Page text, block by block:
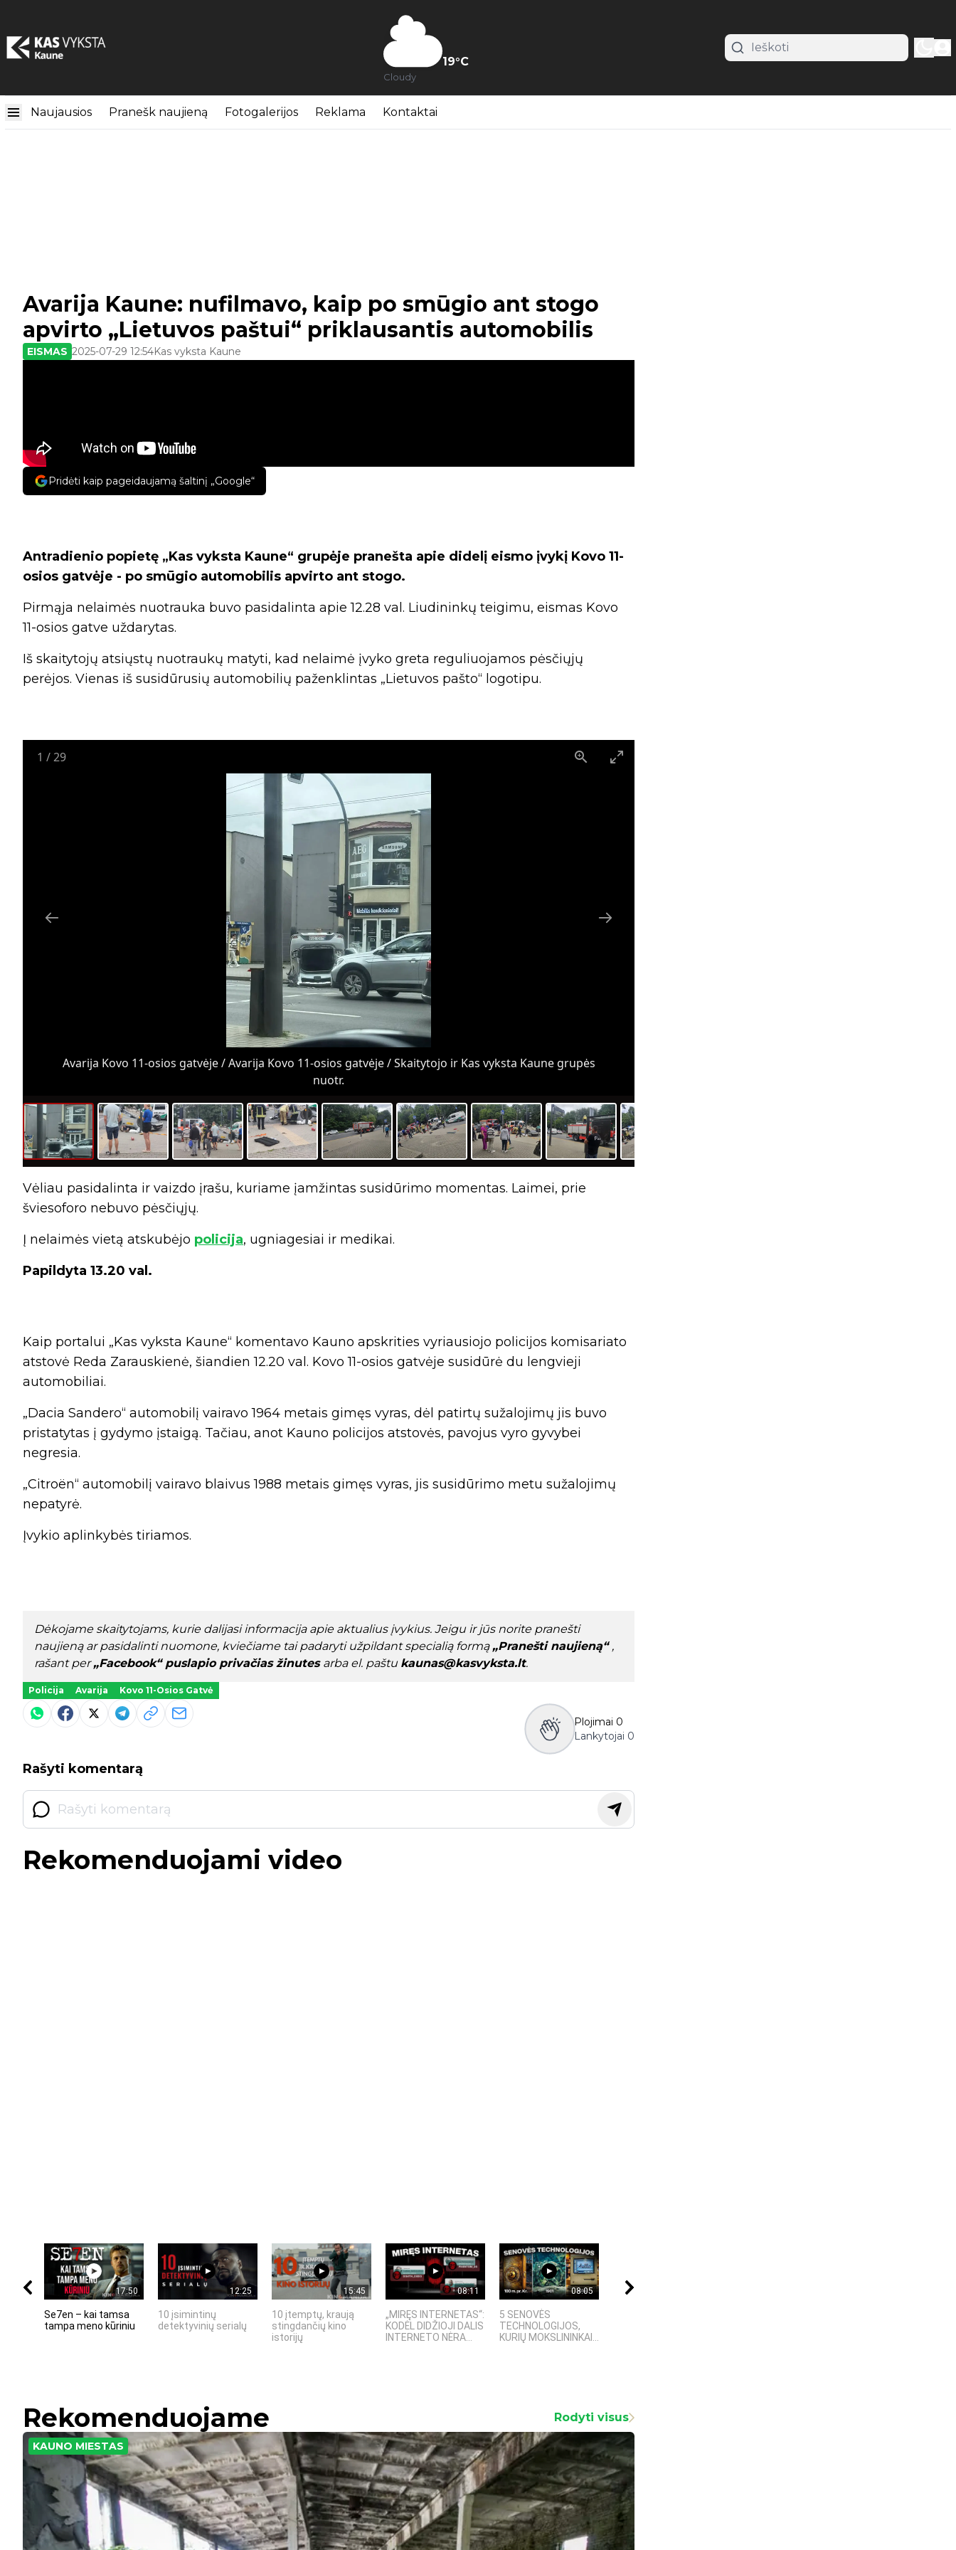
19°C
Cloudy
Naujausios Pranešk naujieną Fotogalerijos Reklama Kontaktai
Avarija Kaune: nufilmavo, kaip po smūgio ant stogo
apvirto „Lietuvos paštui“ priklausantis automobilis
EISMAS 2025-07-29 12:54Kas vyksta Kaune
Pridėti kaip pageidaujamą šaltinį „Google“
Antradienio popietę „Kas vyksta Kaune“ grupėje pranešta apie didelį eismo įvykį Kovo 11-
osios gatvėje - po smūgio automobilis apvirto ant stogo.
Pirmąja nelaimės nuotrauka buvo pasidalinta apie 12.28 val. Liudininkų teigimu, eismas Kovo
11-osios gatve uždarytas.
Iš skaitytojų atsiųstų nuotraukų matyti, kad nelaimė įvyko greta reguliuojamos pėsčiųjų
perėjos. Vienas iš susidūrusių automobilių paženklintas „Lietuvos pašto“ logotipu.
1 /29
Avarija Kovo 11-osios gatvėje / Avarija Kovo 11-osios gatvėje / Skaitytojo ir Kas vyksta Kaune grupės
nuotr.
Vėliau pasidalinta ir vaizdo įrašu, kuriame įamžintas susidūrimo momentas. Laimei, prie
šviesoforo nebuvo pėsčiųjų.
Į nelaimės vietą atskubėjo policija, ugniagesiai ir medikai.
Papildyta 13.20 val.
Kaip portalui „Kas vyksta Kaune“ komentavo Kauno apskrities vyriausiojo policijos komisariato
atstovė Reda Zarauskienė, šiandien 12.20 val. Kovo 11-osios gatvėje susidūrė du lengvieji
automobiliai.
„Dacia Sandero“ automobilį vairavo 1964 metais gimęs vyras, dėl patirtų sužalojimų jis buvo
pristatytas į gydymo įstaigą. Tačiau, anot Kauno policijos atstovės, pavojus vyro gyvybei
negresia.
„Citroën“ automobilį vairavo blaivus 1988 metais gimęs vyras, jis susidūrimo metu sužalojimų
nepatyrė.
Įvykio aplinkybės tiriamos.
Dėkojame skaitytojams, kurie dalijasi informacija apie aktualius įvykius. Jeigu ir jūs norite pranešti
naujieną ar pasidalinti nuomone, kviečiame tai padaryti užpildant specialią formą „Pranešti naujieną“ ,
rašant per„Facebook“ puslapio privačias žinutes arba el. paštu kaunas@kasvyksta.lt.
Policija Avarija Kovo 11-Osios Gatvė
Plojimai 0
Lankytojai 0
Rašyti komentarą
Rekomenduojami video
17:50
Se7en – kai tamsa
tampa meno kūriniu
12:25
10 įsimintinų
detektyvinių serialų
15:45
10 įtemptų, kraują
stingdančių kino
istorijų
08:11
„MIRĘS INTERNETAS“:
KODĖL DIDŽIOJI DALIS
INTERNETO NĖRA...
08:05
5 SENOVĖS
TECHNOLOGIJOS,
KURIŲ MOKSLININKAI...
Rekomenduojame Rodyti visus
KAUNO MIESTAS